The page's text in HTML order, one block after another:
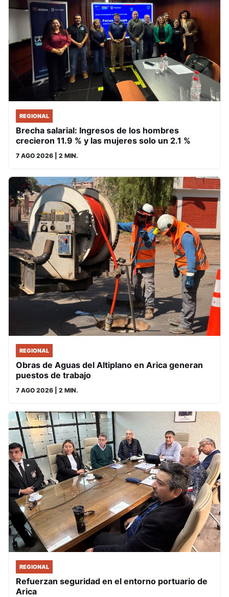
REGIONAL
Brecha salarial: Ingresos de los hombres
crecieron 11.9 % y las mujeres solo un 2.1 %
7 AGO 2026 | 2 MIN.
REGIONAL
Obras de Aguas del Altiplano en Arica generan
puestos de trabajo
7 AGO 2026 | 2 MIN.
REGIONAL
Refuerzan seguridad en el entorno portuario de
Arica